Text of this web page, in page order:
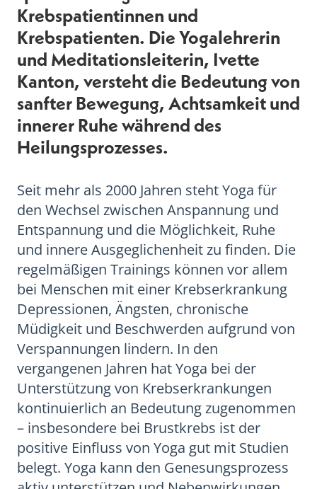
Krebspatientinnen und
Krebspatienten. Die Yogalehrerin
und Meditationsleiterin, Ivette
Kanton, versteht die Bedeutung von
sanfter Bewegung, Achtsamkeit und
innerer Ruhe während des
Heilungsprozesses.
Seit mehr als 2000 Jahren steht Yoga für
den Wechsel zwischen Anspannung und
Entspannung und die Möglichkeit, Ruhe
und innere Ausgeglichenheit zu finden. Die
regelmäßigen Trainings können vor allem
bei Menschen mit einer Krebserkrankung
Depressionen, Ängsten, chronische
Müdigkeit und Beschwerden aufgrund von
Verspannungen lindern. In den
vergangenen Jahren hat Yoga bei der
Unterstützung von Krebserkrankungen
kontinuierlich an Bedeutung zugenommen
– insbesondere bei Brustkrebs ist der
positive Einfluss von Yoga gut mit Studien
belegt. Yoga kann den Genesungsprozess